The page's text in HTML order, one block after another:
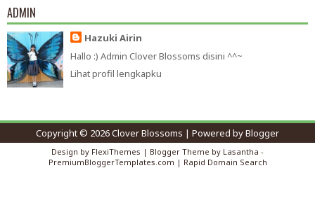
ADMIN
Hazuki Airin
Hallo :) Admin Clover Blossoms disini ^^~
Lihat profil lengkapku
Copyright © 2026Clover Blossoms | Powered byBlogger
Design by FlexiThemes | Blogger Theme by Lasantha -
PremiumBloggerTemplates.com | Rapid Domain Search